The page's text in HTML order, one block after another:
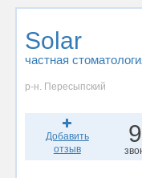
Solar
частная
р-н. Пересыпский
Добавить
отзыв